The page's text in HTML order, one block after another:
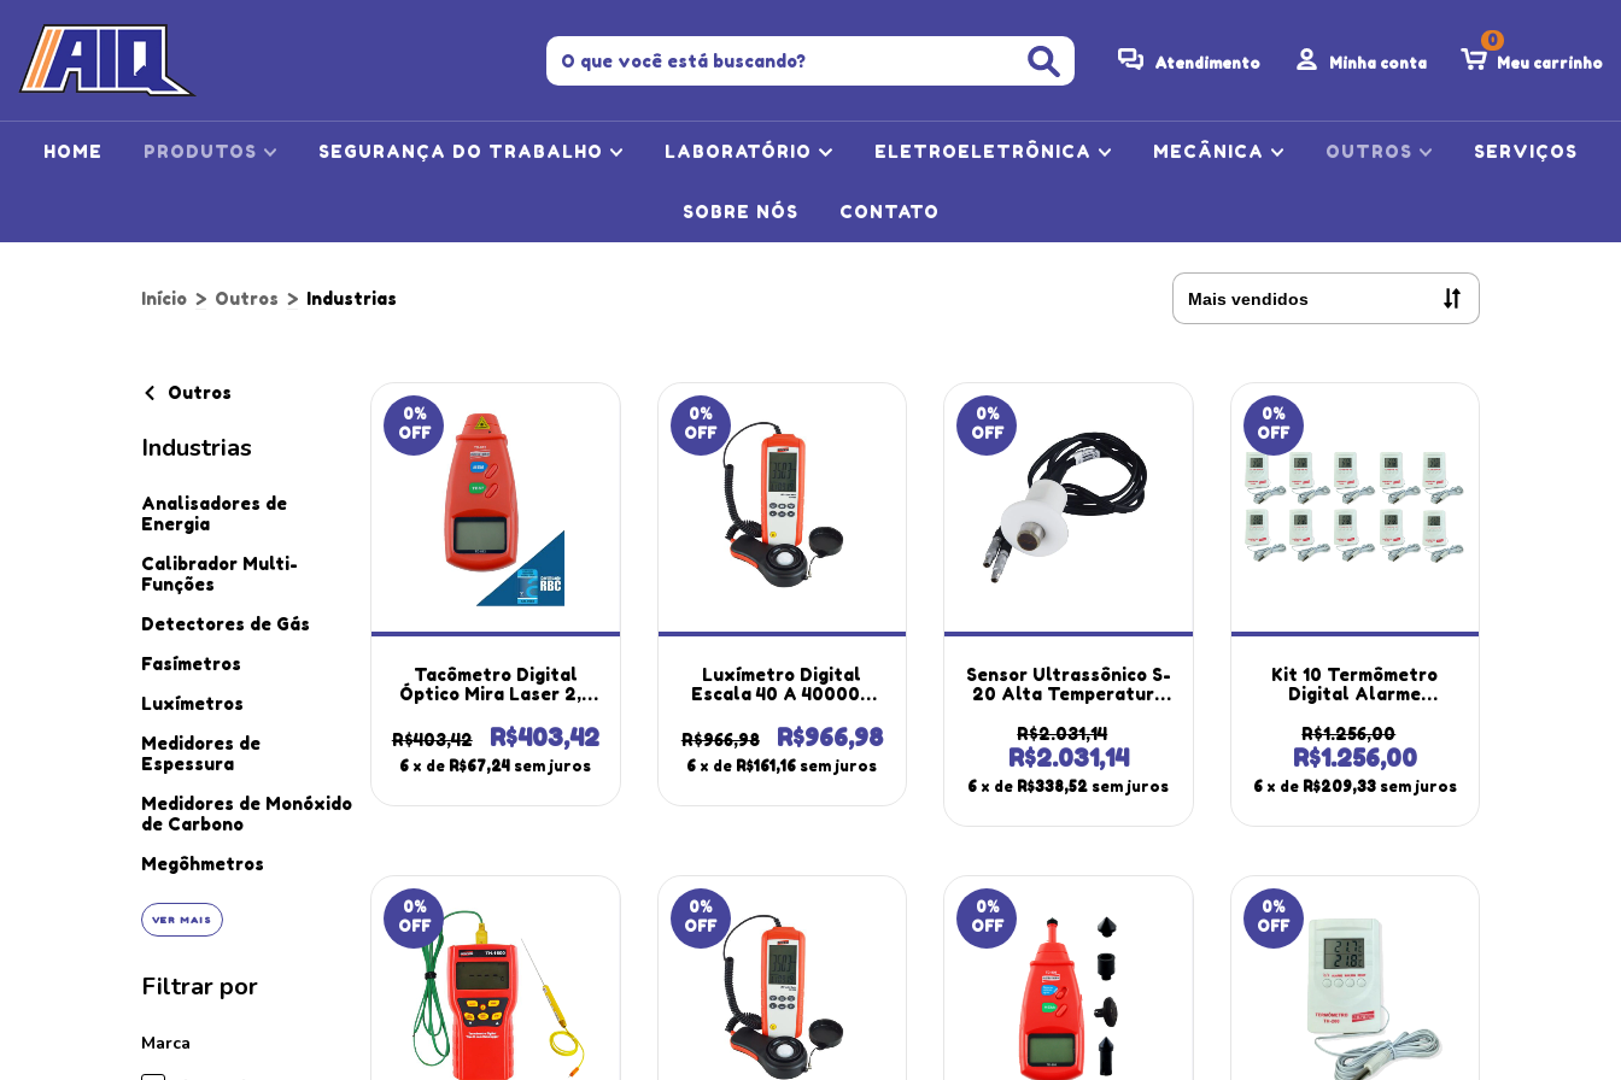
Atendimento Minha conta Meu carrinho
0
HOME PRODUTOS SEGURANÇA DO TRABALHO LABORATÓRIO ELETROELETRÔNICA MECÂNICA OUTROS SERVIÇOS
SOBRE NÓS CONTATO
Início > Outros > Industrias
Outros
Industrias
Analisadores de
Energia
Calibrador Multi-
Funções
Detectores de Gás
Fasímetros
Luxímetros
Medidores de
Espessura
Medidores de Monóxido
de Carbono
Megôhmetros
VER MAIS
Filtrar por
Marca
0%
OFF
Tacômetro Digital
Óptico Mira Laser 2,5
Velocidade Td-812
Portátil Instrutherm
Estojo Certificado Rbc
R$403,42 R$403,42
6 x de R$67,24 sem juros
0%
OFF
Luxímetro Digital
Escala 40 A 400000
Medições Registro
Dados Ld-550 Portátil
Instrutherm Com
R$966,98 R$966,98
6 x de R$161,16 sem juros
0%
OFF
Sensor Ultrassônico S-
20 Alta Temperatura
Medidor Espessura
Chapas Me-260
Instrutherm
R$2.031,14
R$2.031,14
6 x de R$338,52 sem juros
0%
OFF
Kit 10 Termômetro
Digital Alarme
Externa Imã Traseiro
Gravação Sensor Th-
200 Portátil
Instrutherm
R$1.256,00
R$1.256,00
6 x de R$209,33 sem juros
0%
OFF
0%
OFF
0%
OFF
0%
OFF